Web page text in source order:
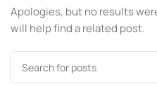
Apologies, but no results
will help find a related post.